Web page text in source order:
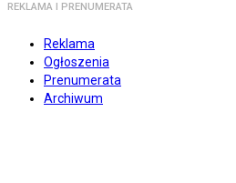
REKLAMA I PRENUMERATA
Reklama
Ogłoszenia
Prenumerata
Archiwum